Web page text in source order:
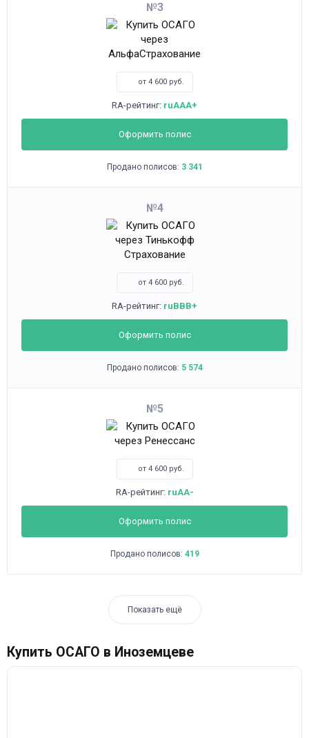
3
от 4 600 руб.
RA-рейтинг: ruAAA+
Оформить полис
Продано полисов: 3 341
4
от 4 600 руб.
RA-рейтинг: ruBBB+
Оформить полис
Продано полисов: 5 574
5
от 4 600 руб.
RA-рейтинг: ruAA-
Оформить полис
Продано полисов: 419
Показать ещё
Купить ОСАГО в Иноземцеве